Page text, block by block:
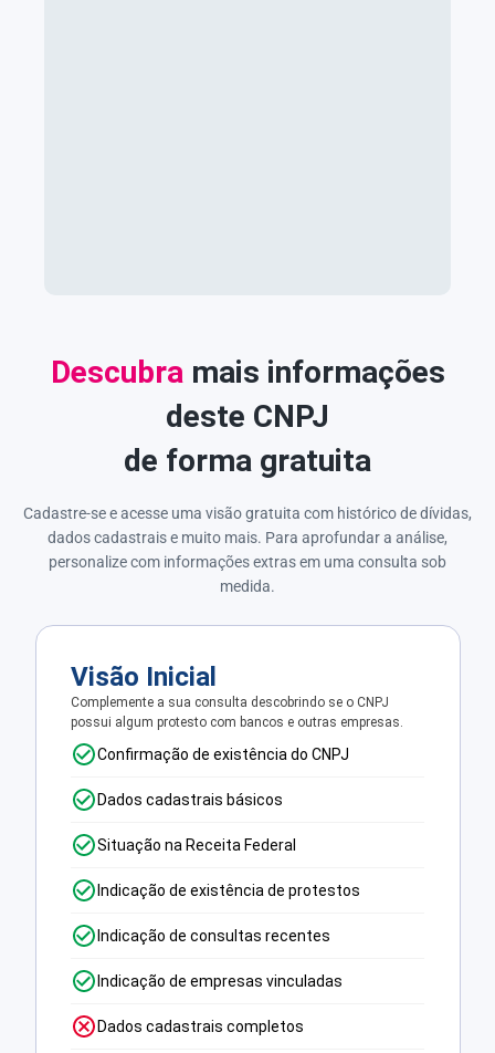
Descubramais informações
deste CNPJ
de forma gratuita
Cadastre-se e acesse uma visão gratuita com histórico de dívidas,
dados cadastrais e muito mais. Para aprofundar a análise,
personalize com informações extras em uma consulta sob
medida.
Visão Inicial
Complemente a sua consulta descobrindo se o CNPJ
possui algum protesto com bancos e outras empresas.
Confirmação de existência do CNPJ
Dados cadastrais básicos
Situação na Receita Federal
Indicação de existência de protestos
Indicação de consultas recentes
Indicação de empresas vinculadas
Dados cadastrais completos